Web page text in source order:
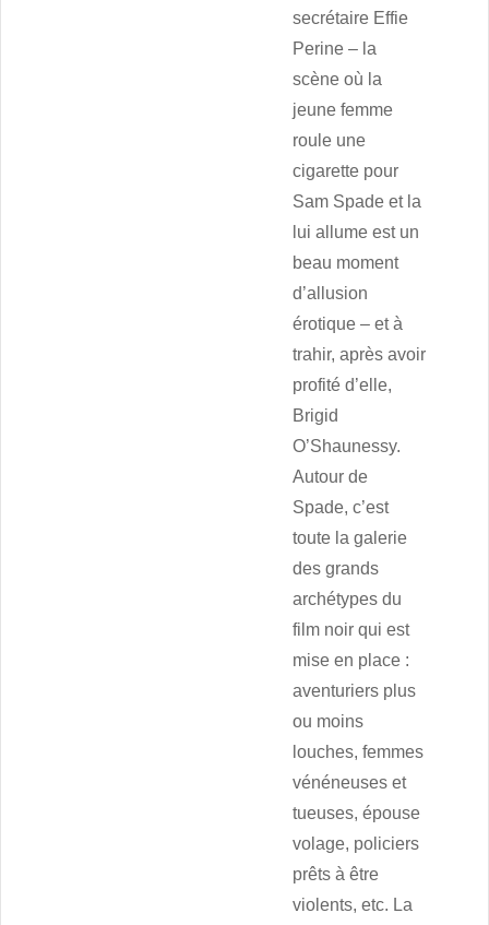
secrétaire Effie
Perine – la
scène où la
jeune femme
roule une
cigarette pour
Sam Spade et la
lui allume est un
beau moment
d’allusion
érotique – et à
trahir, après avoir
profité d’elle,
Brigid
O’Shaunessy.
Autour de
Spade, c’est
toute la galerie
des grands
archétypes du
film noir qui est
mise en place :
aventuriers plus
ou moins
louches, femmes
vénéneuses et
tueuses, épouse
volage, policiers
prêts à être
violents, etc. La